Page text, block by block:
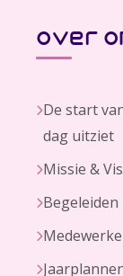
over
De start
dag uitziet
Missie &